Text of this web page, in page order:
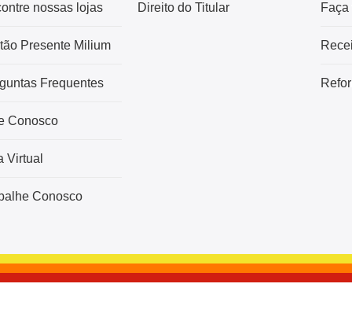
nossas lojas
Presente Milium
Frequentes
Conosco
Virtual
Conosco
Direito do Titular Faça